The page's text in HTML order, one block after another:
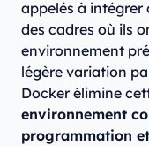
appelés à
des cadres où ils
environnement
légère variation
Docker élimine
environnement
programmation